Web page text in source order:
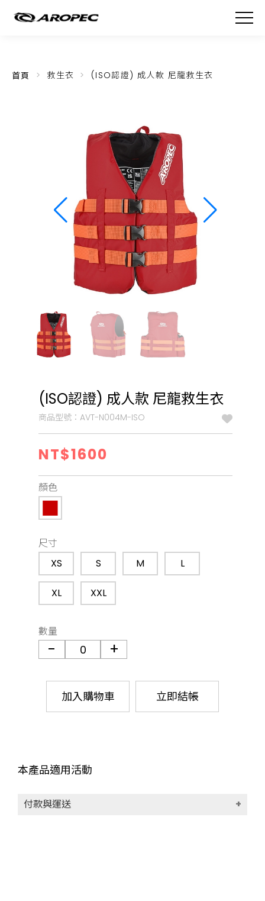
首頁 救生衣 (ISO認證) 成人款 尼龍救生衣
(ISO認證) 成人款 尼龍救生衣
商品型號：AVT-N004M-ISO
NT$1600
顏色
尺寸
XS
S M L
XL XXL
數量
加入購物車 立即結帳
本產品適用活動
付款與運送